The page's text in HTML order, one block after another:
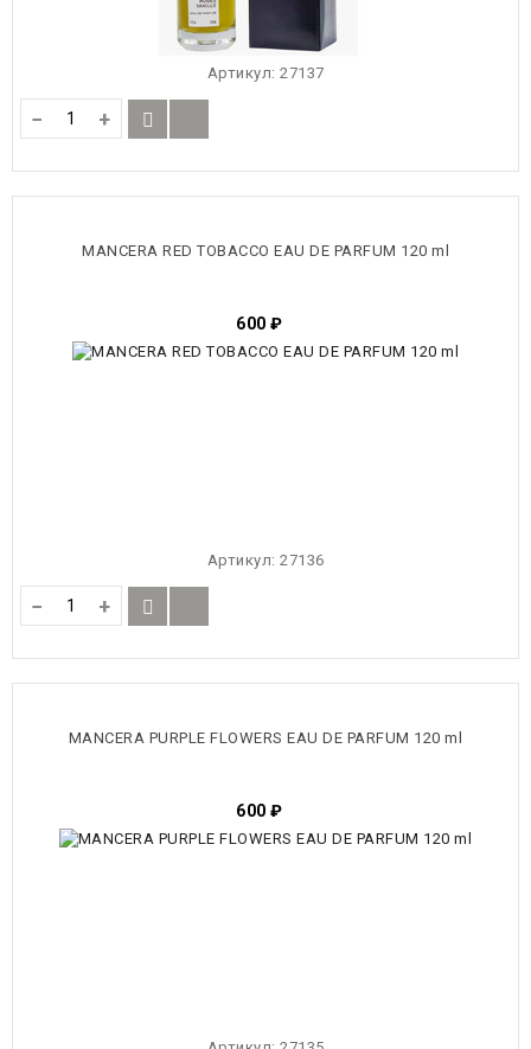
Артикул: 27137
− +
MANCERA RED TOBACCO EAU DE PARFUM 120 ml
600 ₽
Артикул: 27136
− +
MANCERA PURPLE FLOWERS EAU DE PARFUM 120 ml
600 ₽